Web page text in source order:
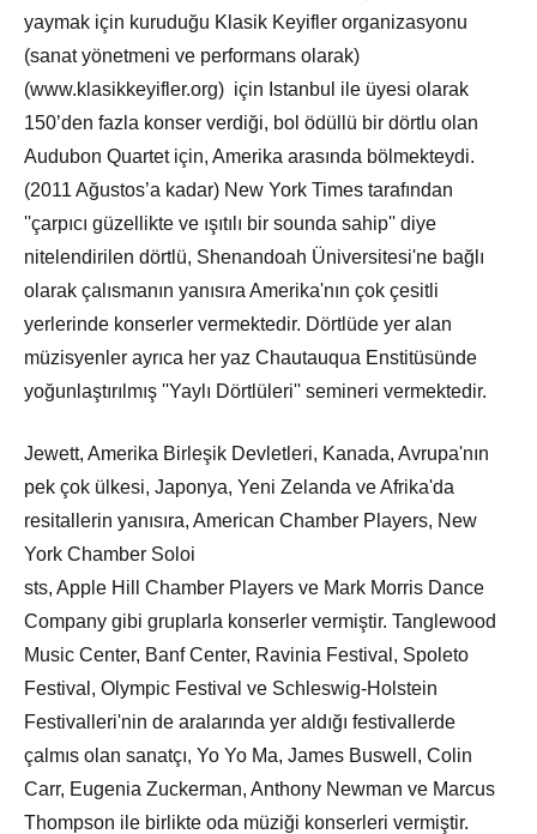
yaymak için kuruduğu Klasik Keyifler organizasyonu
(sanat yönetmeni ve performans olarak)
(www.klasikkeyifler.org) için Istanbul ile üyesi olarak
150’den fazla konser verdiği, bol ödüllü bir dörtlu olan
Audubon Quartet için, Amerika arasında bölmekteydi.
(2011 Ağustos’a kadar) New York Times tarafından
''çarpıcı güzellikte ve ışıtılı bir sounda sahip'' diye
nitelendirilen dörtlü, Shenandoah Üniversitesi'ne bağlı
olarak çalısmanın yanısıra Amerika'nın çok çesitli
yerlerinde konserler vermektedir. Dörtlüde yer alan
müzisyenler ayrıca her yaz Chautauqua Enstitüsünde
yoğunlaştırılmış ''Yaylı Dörtlüleri'' semineri vermektedir.
Jewett, Amerika Birleşik Devletleri, Kanada, Avrupa'nın
pek çok ülkesi, Japonya, Yeni Zelanda ve Afrika'da
resitallerin yanısıra, American Chamber Players, New
York Chamber Soloi
sts, Apple Hill Chamber Players ve Mark Morris Dance
Company gibi gruplarla konserler vermiştir. Tanglewood
Music Center, Banf Center, Ravinia Festival, Spoleto
Festival, Olympic Festival ve Schleswig-Holstein
Festivalleri'nin de aralarında yer aldığı festivallerde
çalmıs olan sanatçı, Yo Yo Ma, James Buswell, Colin
Carr, Eugenia Zuckerman, Anthony Newman ve Marcus
Thompson ile birlikte oda müziği konserleri vermiştir.